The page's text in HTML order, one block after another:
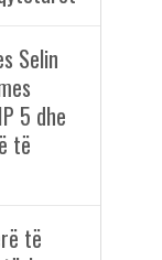
Selin
5 dhe
të
të